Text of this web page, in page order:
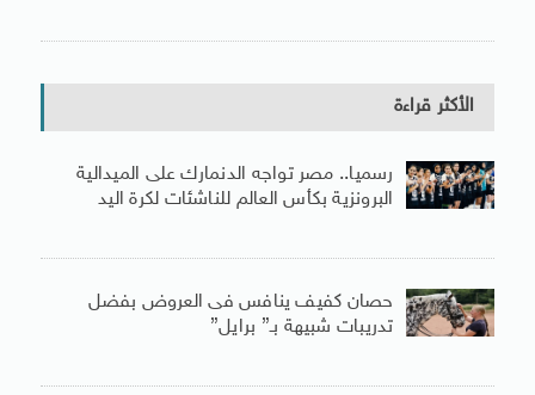
الأكثر قراءة
رسميا.. مصر تواجه الدنمارك على الميدالية
البرونزية بكأس العالم للناشئات لكرة اليد
حصان كفيف ينافس فى العروض بفضل
تدريبات شبيهة بـ” برايل”